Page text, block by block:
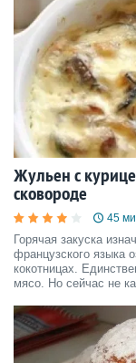
Жульен с
сковороде
45
Горячая закуска
французского языка
кокотницах.
мясо. Но сейчас не
упрощенные рецепты,